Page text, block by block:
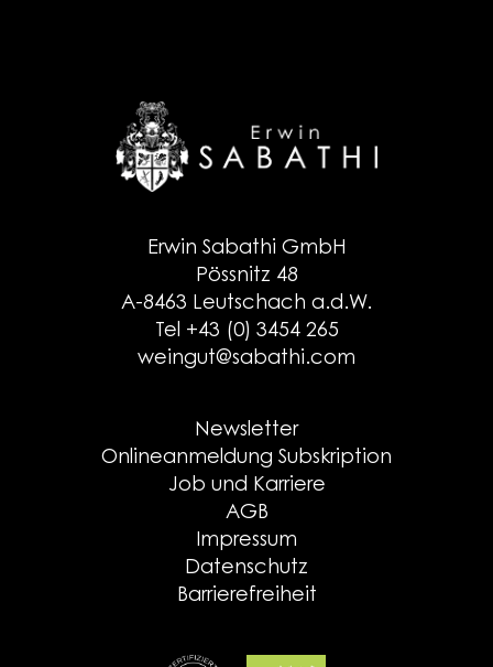
Erwin Sabathi GmbH
Pössnitz 48
A-8463 Leutschach a.d.W.
Tel +43 (0) 3454 265
weingut@sabathi.com
Newsletter
Onlineanmeldung Subskription
Job und Karriere
AGB
Impressum
Datenschutz
Barrierefreiheit